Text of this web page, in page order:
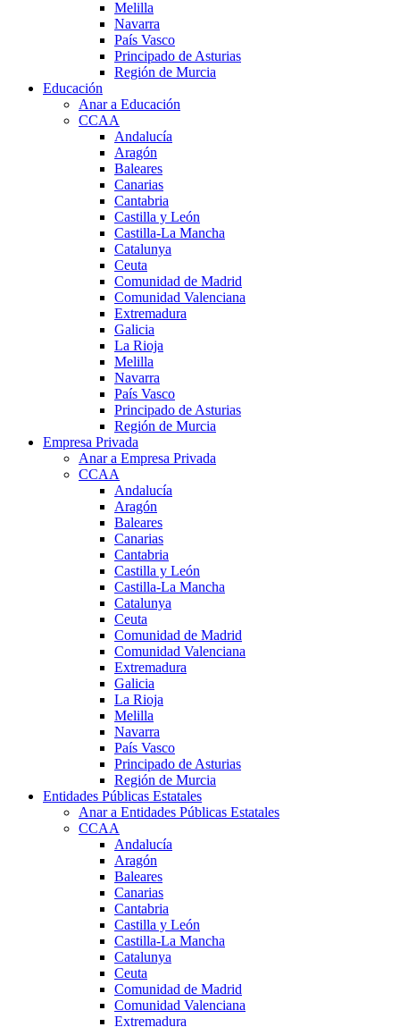
Melilla
Navarra
País Vasco
Principado de Asturias
Región de Murcia
Educación
Anar a Educación
CCAA
Andalucía
Aragón
Baleares
Canarias
Cantabria
Castilla y León
Castilla-La Mancha
Catalunya
Ceuta
Comunidad de Madrid
Comunidad Valenciana
Extremadura
Galicia
La Rioja
Melilla
Navarra
País Vasco
Principado de Asturias
Región de Murcia
Empresa Privada
Anar a Empresa Privada
CCAA
Andalucía
Aragón
Baleares
Canarias
Cantabria
Castilla y León
Castilla-La Mancha
Catalunya
Ceuta
Comunidad de Madrid
Comunidad Valenciana
Extremadura
Galicia
La Rioja
Melilla
Navarra
País Vasco
Principado de Asturias
Región de Murcia
Entidades Públicas Estatales
Anar a Entidades Públicas Estatales
CCAA
Andalucía
Aragón
Baleares
Canarias
Cantabria
Castilla y León
Castilla-La Mancha
Catalunya
Ceuta
Comunidad de Madrid
Comunidad Valenciana
Extremadura